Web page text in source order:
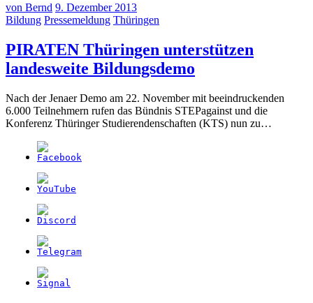
von Bernd 9. Dezember 2013
Bildung Pressemeldung Thüringen
PIRATEN Thüringen unterstützen
landesweite Bildungsdemo
2013)
Nach der Jenaer Demo am 22. November mit beeindruckenden
6.000 Teilnehmern rufen das Bündnis STEPagainst und die
Konferenz Thüringer Studierendenschaften (KTS) nun zu…